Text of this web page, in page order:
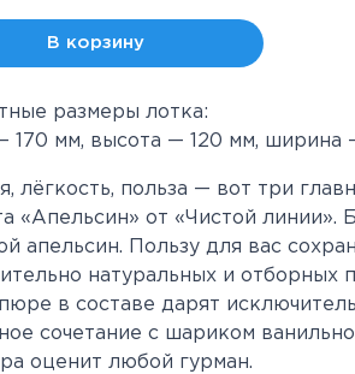
В корзину
размеры лотка:
170 мм, высота — 120 мм, ширина
лёгкость, польза — вот три
«Апельсин» от «Чистой линии».
апельсин. Пользу для вас
натуральных и отборных
в составе дарят
сочетание с шариком
оценит любой гурман.